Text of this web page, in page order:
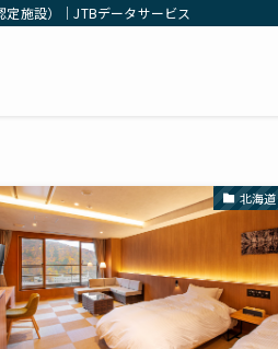
施設）｜JTBデータサービス
北海道